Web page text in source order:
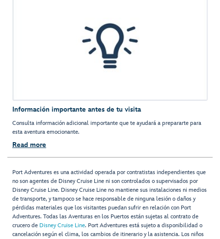
Información importante antes de tu visita
Consulta información adicional importante que te ayudará a prepararte para
esta aventura emocionante.
Read more
Port Adventures es una actividad operada por contratistas independientes que
no son agentes de Disney Cruise Line ni son controlados o supervisados por
Disney Cruise Line. Disney Cruise Line no mantiene sus instalaciones ni medios
de transporte, y tampoco se hace responsable de ninguna lesión o daños y
pérdidas materiales que los visitantes puedan sufrir en relación con Port
Adventures. Todas las Aventuras en los Puertos están sujetas al contrato de
crucero de Disney Cruise Line. Port Adventures está sujeto a disponibilidad o
cancelación según el clima, los cambios de itinerario y la asistencia. Los niños